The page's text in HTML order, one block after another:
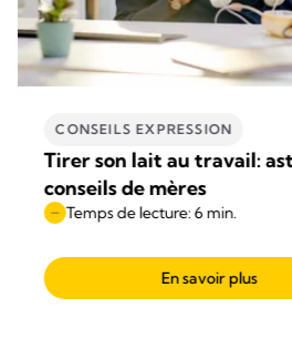
CONSEILS EXPRESSION
Tirer son lait au travail:
conseils de mères
Temps de lecture: 6 min.
En savoir plus